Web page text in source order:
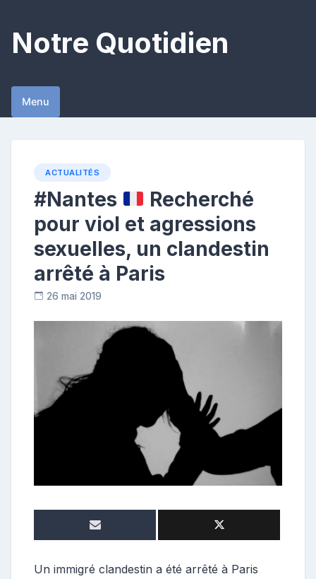
content
Notre Quotidien
Menu
ACTUALITÉS
#Nantes
Recherché
pour viol et agressions
sexuelles, un clandestin
arrêté à Paris
26 mai 2019
o
e
Un immigré clandestin a été arrêté à Paris